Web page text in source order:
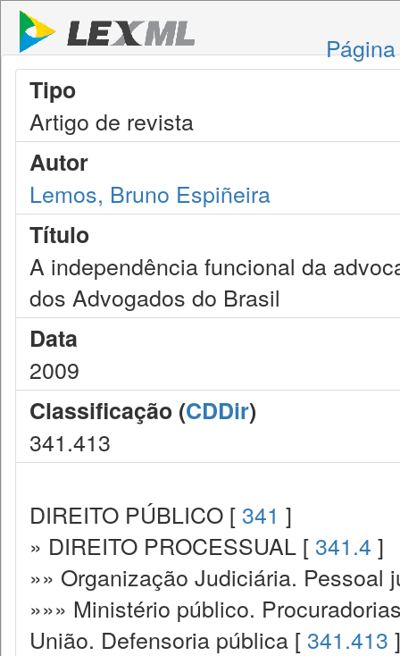
Tipo
Artigo de revista
Autor
Lemos, Bruno Espiñeira
Título
A independência funcional da
dos Advogados do Brasil
Data
2009
Classificação (CDDir)
341.413
DIREITO PÚBLICO [ 341 ]
» DIREITO PROCESSUAL [ 341.4 ]
»» Organização Judiciária. Pessoal
»»» Ministério público.
União. Defensoria pública [ 341.413 ]